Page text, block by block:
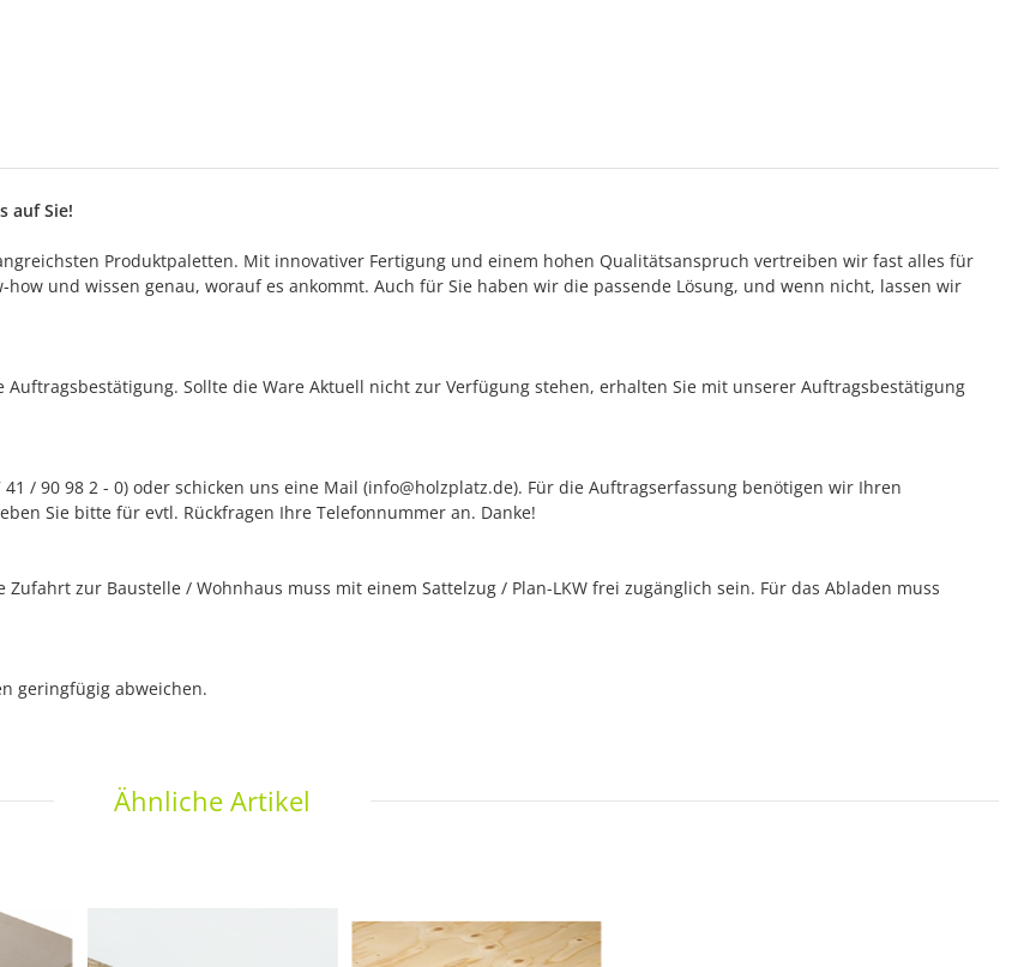
auf Sie!
Produktpaletten. Mit innovativer Fertigung und einem hohen Qualitätsanspruch vertreiben wir fast alles für
und wissen genau, worauf es ankommt. Auch für Sie haben wir die passende Lösung, und wenn nicht, lassen wir
Sollte die Ware Aktuell nicht zur Verfügung stehen, erhalten Sie mit unserer Auftragsbestätigung
/ 90 98 2 - 0) oder schicken uns eine Mail (info@holzplatz.de). Für die Auftragserfassung benötigen wir Ihren
Sie bitte für evtl. Rückfragen Ihre Telefonnummer an. Danke!
zur Baustelle / Wohnhaus muss mit einem Sattelzug / Plan-LKW frei zugänglich sein. Für das Abladen muss
geringfügig abweichen.
Ähnliche Artikel